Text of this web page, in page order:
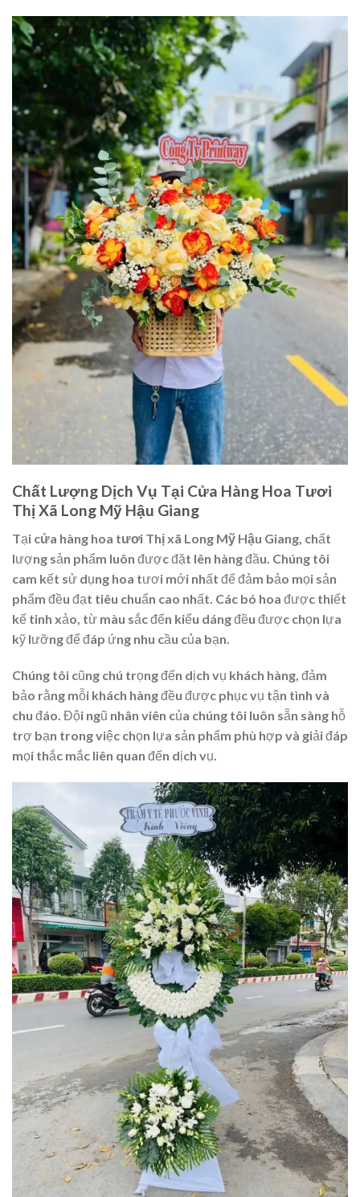
Chất Lượng Dịch Vụ Tại Cửa Hàng Hoa Tươi
Thị Xã Long Mỹ Hậu Giang
Tại cửa hàng hoa tươi Thị xã Long Mỹ Hậu Giang , chất
lượng sản phẩm luôn được đặt lên hàng đầu. Chúng tôi
cam kết sử dụng hoa tươi mới nhất để đảm bảo mọi sản
phẩm đều đạt tiêu chuẩn cao nhất. Các bó hoa được thiết
kế tinh xảo, từ màu sắc đến kiểu dáng đều được chọn lựa
kỹ lưỡng để đáp ứng nhu cầu của bạn.
Chúng tôi cũng chú trọng đến dịch vụ khách hàng, đảm
bảo rằng mỗi khách hàng đều được phục vụ tận tình và
chu đáo. Đội ngũ nhân viên của chúng tôi luôn sẵn sàng hỗ
trợ bạn trong việc chọn lựa sản phẩm phù hợp và giải đáp
mọi thắc mắc liên quan đến dịch vụ.